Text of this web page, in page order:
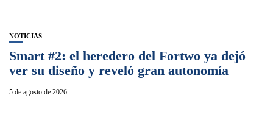
NOTICIAS
Smart #2: el heredero del Fortwo ya dejó
ver su diseño y reveló gran autonomía
5 de agosto de 2026